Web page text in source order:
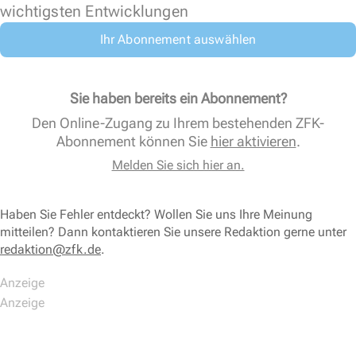
wichtigsten Entwicklungen
Ihr Abonnement auswählen
Sie haben bereits ein Abonnement?
Den Online-Zugang zu Ihrem bestehenden ZFK-
Abonnement können Sie hier aktivieren.
Melden Sie sich hier an.
Haben Sie Fehler entdeckt? Wollen Sie uns Ihre Meinung
mitteilen? Dann kontaktieren Sie unsere Redaktion gerne unter
redaktion@zfk.de.